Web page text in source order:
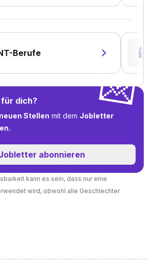
Berufe 📱
💌
dich?
neuen Stellen mit dem Jobletter
abonnieren
kann es sein, dass nur eine
wird, obwohl alle Geschlechter